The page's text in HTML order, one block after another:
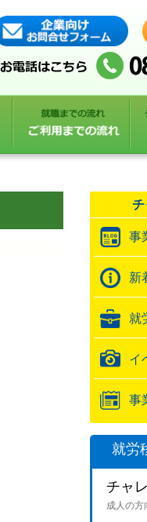
チ
事
新
就
イ
事
就労
チャ
成人の方